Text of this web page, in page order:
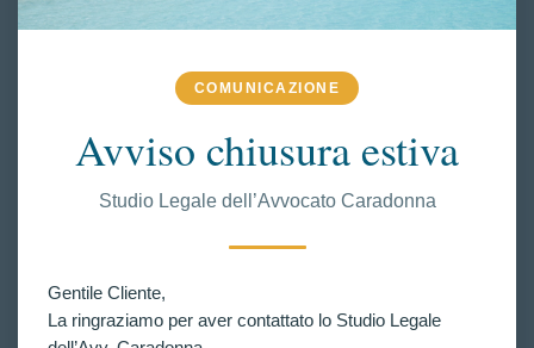
COMUNICAZIONE
Avviso chiusura estiva
Studio Legale dell’Avvocato Caradonna
Gentile Cliente,
La ringraziamo per aver contattato lo Studio Legale